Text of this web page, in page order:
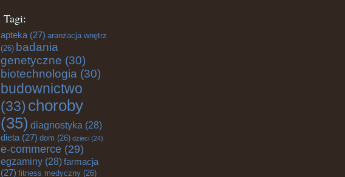
Tagi:
apteka (27) aranżacja wnętrz
(26) badania
genetyczne (30)
biotechnologia (30)
budownictwo
(33)choroby
(35) diagnostyka (28)
dieta (27) dom (26) dzieci (24)
e-commerce (29)
egzaminy (28)farmacja
(27) fitness medyczny (26)